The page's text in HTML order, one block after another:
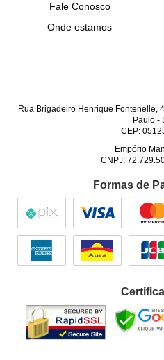
Fale Conosco
Onde estamos
Rua Brigadeiro Henrique Fontenelle,
Paulo-
CEP:
Empório
CNPJ:
Formas de